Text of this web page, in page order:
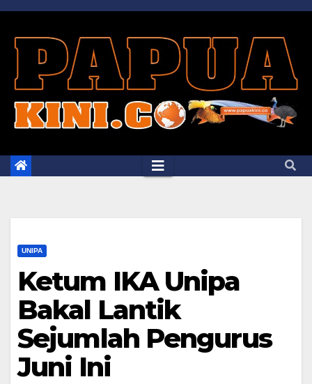
Skip
content
UNIPA
Ketum IKA Unipa
Bakal Lantik
Sejumlah Pengurus
Juni Ini